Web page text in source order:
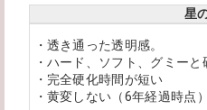
星
・透き通った透明感。
・ハード、ソフト、グミー
・完全硬化時間が短い
・黄変しない（6年経過時点）